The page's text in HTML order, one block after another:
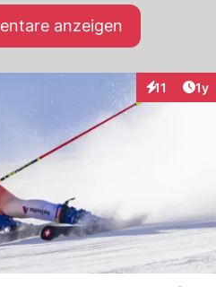
anzeigen
11 1y